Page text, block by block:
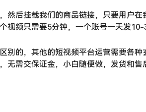
然后挂载我们的商品链接，只要用户
视频只需要5分钟，一个账号一天发10-
别的，其他的短视频平台运营需要各
需交保证金，小白随便做，发货和售